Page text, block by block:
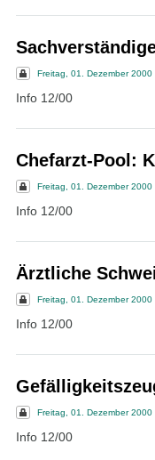
Freitag, 01. Dezember 2000
Info 12/00
Chefarzt-Pool:
Freitag, 01. Dezember 2000
Info 12/00
Ärztliche
Freitag, 01. Dezember 2000
Info 12/00
Freitag, 01. Dezember 2000
Info 12/00